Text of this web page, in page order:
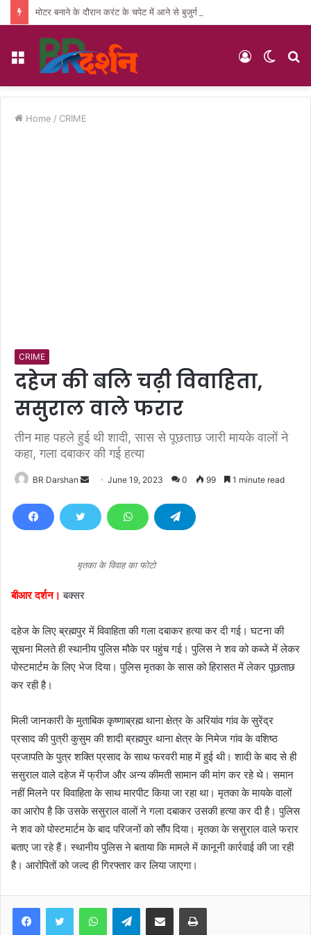
मोटर बनाने के दौरान करंट के चपेट में आने से बुजुर्ग की मौत, पसरा मातम
Menu
Switch
Log
Home / CRIME
CRIME
दहेज की बलि चढ़ी विवाहिता,
ससुराल वाले फरार
तीन माह पहले हुई थी शादी, सास से पूछताछ जारी मायके वालों ने
कहा, गला दबाकर की गई हत्या
BR Darshan
d
n
i
l
June 19, 2023 0 99 1 minute read
मृतका के विवाह का फोटो
बीआर दर्शन। बक्सर
दहेज के लिए ब्रह्मपुर में विवाहिता की गला दबाकर हत्या कर दी गई। घटना की
सूचना मिलते ही स्थानीय पुलिस मौके पर पहुंच गई। पुलिस ने शव को कब्जे में लेकर
पोस्टमार्टम के लिए भेज दिया। पुलिस मृतका के सास को हिरासत में लेकर पूछताछ
कर रही है।
मिली जानकारी के मुताबिक कृष्णाब्रह्म थाना क्षेत्र के अरियांव गांव के सुरेंद्र
प्रसाद की पुत्री कुसुम की शादी ब्रह्मपुर थाना क्षेत्र के निमेज गांव के वशिष्ठ
प्रजापति के पुत्र शक्ति प्रसाद के साथ फरवरी माह में हुई थी। शादी के बाद से ही
ससुराल वाले दहेज में फ्रीज और अन्य कीमती सामान की मांग कर रहे थे। समान
नहीं मिलने पर विवाहिता के साथ मारपीट किया जा रहा था। मृतका के मायके वालों
का आरोप है कि उसके ससुराल वालों ने गला दबाकर उसकी हत्या कर दी है। पुलिस
ने शव को पोस्टमार्टम के बाद परिजनों को सौंप दिया। मृतका के ससुराल वाले फरार
बताए जा रहे हैं। स्थानीय पुलिस ने बताया कि मामले में कानूनी कार्रवाई की जा रही
है। आरोपितों को जल्द ही गिरफ्तार कर लिया जाएगा।
Telegram